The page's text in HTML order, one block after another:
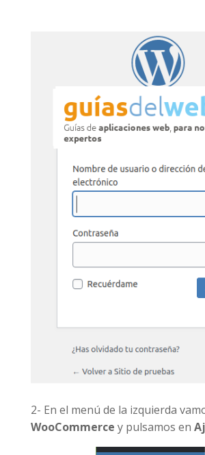
2- En el menú de la izquierda
WooCommerce y pulsamos en